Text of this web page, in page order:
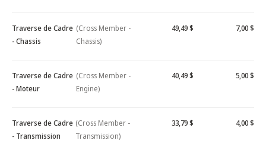
Traverse de Cadre
- Chassis
(Cross Member -
Chassis)
49,49 $ 7,00 $
Traverse de Cadre
- Moteur
(Cross Member -
Engine)
40,49 $ 5,00 $
Traverse de Cadre
- Transmission
(Cross Member -
Transmission)
33,79 $ 4,00 $